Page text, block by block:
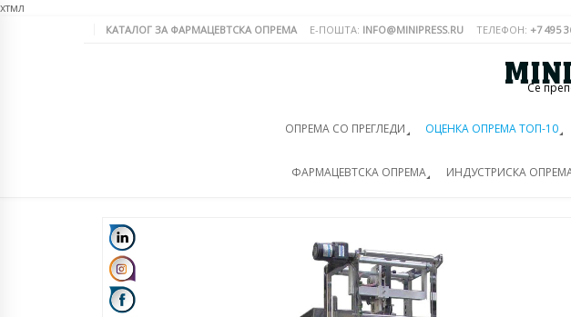
хтмл
КАТАЛОГ ЗА ФАРМАЦЕВТСКА ОПРЕМА Е-ПОШТА: INFO@MINIPRESS.RU ТЕЛЕФОН: +7 495
Се
ОПРЕМА СО ПРЕГЛЕДИ ОЦЕНКА ОПРЕМА ТОП-10
ФАРМАЦЕВТСКА ОПРЕМА ИНДУСТРИСКА